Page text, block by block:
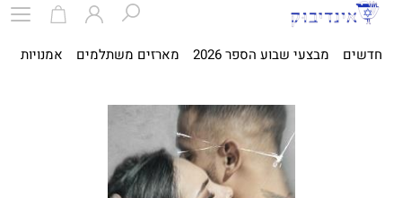
חדשים מבצעי שבוע הספר 2026 מארזים משתלמים אמנויות